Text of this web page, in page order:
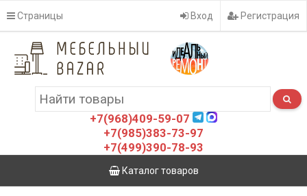
Страницы Вход Регистрация
+7(968)409-59-07
+7(985)383-73-97
+7(499)390-78-93
Каталог товаров